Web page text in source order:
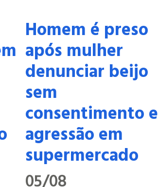
Homem é preso
após mulher
denunciar beijo
sem
consentimento e
agressão em
supermercado
05/08